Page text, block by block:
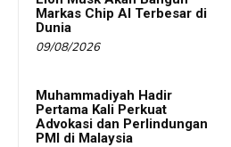
Markas Chip AI Terbesar di
Dunia
09/08/2026
Muhammadiyah Hadir
Pertama Kali Perkuat
Advokasi dan Perlindungan
PMI di Malaysia